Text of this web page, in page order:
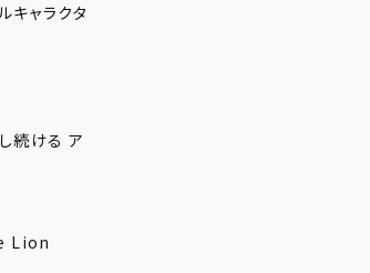
キャラクタ
続ける ア
Lion